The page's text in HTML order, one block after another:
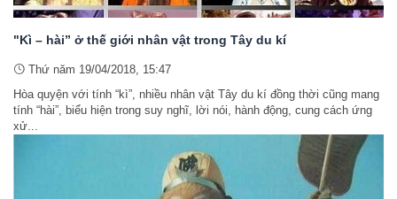
"Kì – hài” ở thế giới nhân vật trong Tây du kí
Thứ năm 19/04/2018, 15:47
Hòa quyện với tính “kì”, nhiều nhân vật Tây du kí đồng thời cũng mang
tính “hài”, biểu hiện trong suy nghĩ, lời nói, hành động, cung cách ứng
xử...